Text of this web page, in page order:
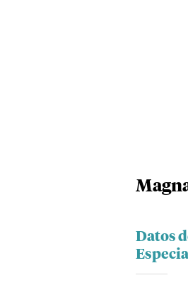
Datos